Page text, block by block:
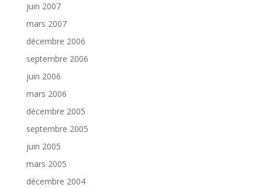
juin 2007
mars 2007
décembre 2006
septembre 2006
juin 2006
mars 2006
décembre 2005
septembre 2005
juin 2005
mars 2005
décembre 2004